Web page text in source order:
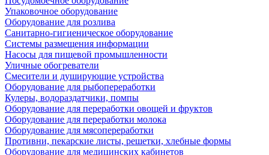
Упаковочное оборудование
Оборудование для розлива
Санитарно-гигиеническое оборудование
Системы размещения информации
Насосы для пищевой промышленности
Уличные обогреватели
Смесители и душирующие устройства
Оборудование для рыбопереработки
Кулеры, водораздатчики, помпы
Оборудование для переработки овощей и фруктов
Оборудование для переработки молока
Оборудование для мясопереработки
Противни, пекарские листы, решетки, хлебные формы
Оборудование для медицинских кабинетов